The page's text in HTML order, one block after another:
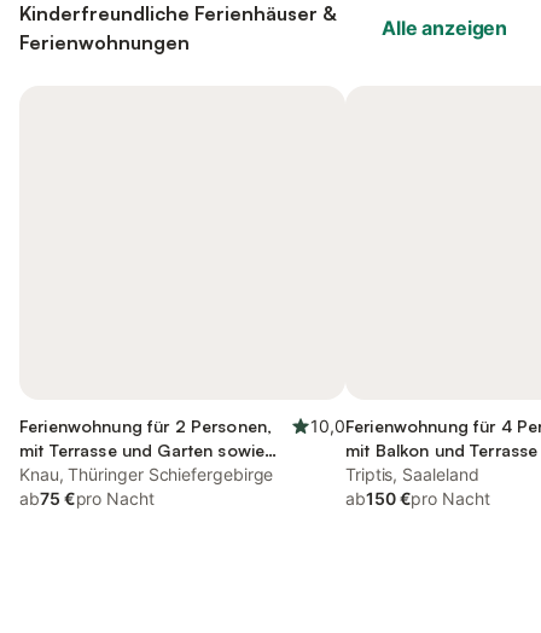
Kinderfreundliche Ferienhäuser &
Ferienwohnungen
Alle anzeigen
Ferienwohnung für 2 Personen,
mit Terrasse und Garten sowie
Sauna
10,0
Knau, Thüringer Schiefergebirge
ab75 €pro Nacht
Ferienwohnung für 4
mit Balkon und
Garten und Sauna
Triptis, Saaleland
ab150 €pro Nacht